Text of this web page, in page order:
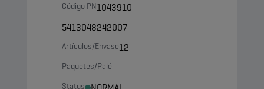
Código PN1043910
5413048242007
Artículos/Envase12
Paquetes/Palé-
Status